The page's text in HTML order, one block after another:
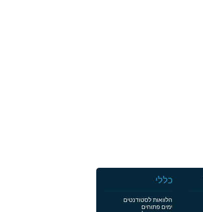
כללי
הלוואות לסטודנטים
ימים פתוחים